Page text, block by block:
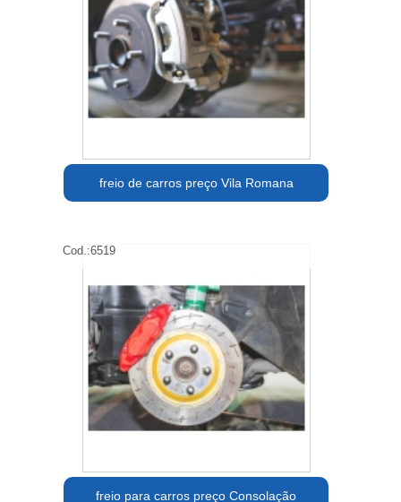
freio de carros preço Vila Romana
Cod.:6519
freio para carros preço Consolação